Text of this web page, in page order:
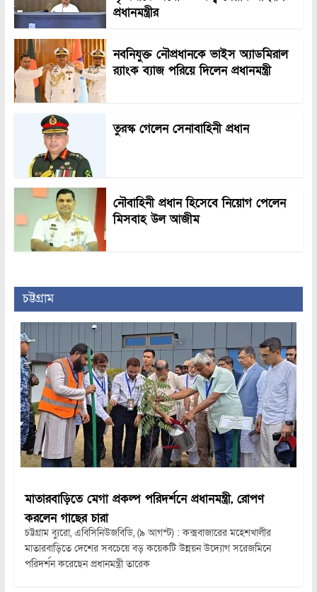
প্রধানমন্ত্রীর
নবনিযুক্ত নৌপ্রধানকে ভাইস অ্যাডমিরাল
র‍্যাংক ব্যাজ পরিয়ে দিলেন প্রধানমন্ত্রী
তুরস্ক গেলেন সেনাবাহিনী প্রধান
নৌবাহিনী প্রধান হিসেবে নিয়োগ পেলেন
মিসবাহ উল আজীম
চট্টগ্রাম
মাতারবাড়িতে মেগা প্রকল্প পরিদর্শনে প্রধানমন্ত্রী, রোপণ
করলেন গাছের চারা
চট্টগ্রাম ব্যুরো, এবিসিনিউজবিডি, (৯ আগস্ট) : কক্সবাজারের মহেশখালীর
মাতারবাড়িতে দেশের সবচেয়ে বড় কয়েকটি উন্নয়ন উদ্যোগ সরেজমিনে
পরিদর্শন করেছেন প্রধানমন্ত্রী তারেক